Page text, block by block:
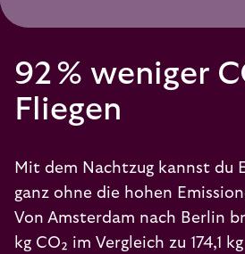
92 % weniger
Fliegen
Mit dem Nachtzug kannst du
ganz ohne die hohen
Von Amsterdam nach Berlin
kg CO₂ im Vergleich zu 174,1